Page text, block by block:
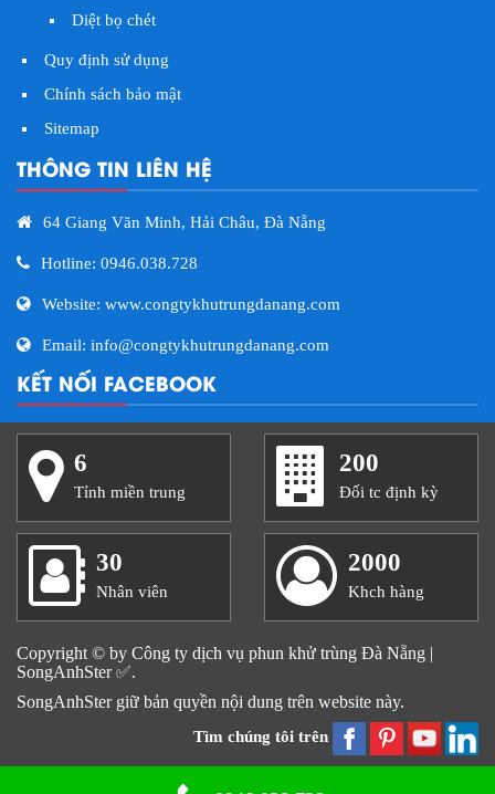
Diệt bọ chét
Quy định sử dụng
Chính sách bảo mật
Sitemap
THÔNG TIN LIÊN HỆ
64 Giang Văn Minh, Hải Châu, Đà Nẵng
Hotline: 0946.038.728
Website: www.congtykhutrungdanang.com
Email: info@congtykhutrungdanang.com
KẾT NỐI FACEBOOK
6
Tỉnh miền trung
200
Đối tc định kỳ
30
Nhân viên
2000
Khch hàng
Copyright © by Công ty dịch vụ phun khử trùng Đà Nẵng |
SongAnhSter ✅.
SongAnhSter giữ bản quyền nội dung trên website này.
Tìm chúng tôi trên